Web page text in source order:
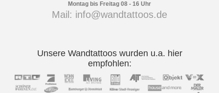
Montag bis Freitag 08 - 16 Uhr
Mail: info@wandtattoos.de
Unsere Wandtattoos wurden u.a. hier
empfohlen: